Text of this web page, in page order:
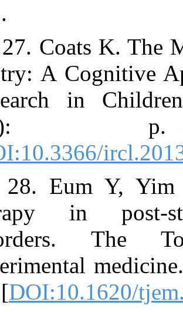
27. 27. Coats
Poetry: A
Research in
6(2):
[DOI:10.3366/
28. 28. Eum
therapy in
disorders.
experimental
23. [